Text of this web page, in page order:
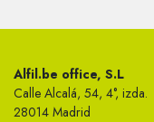
Alfil.be office, S.L
Calle Alcalá, 54, 4°, izda.
28014 Madrid